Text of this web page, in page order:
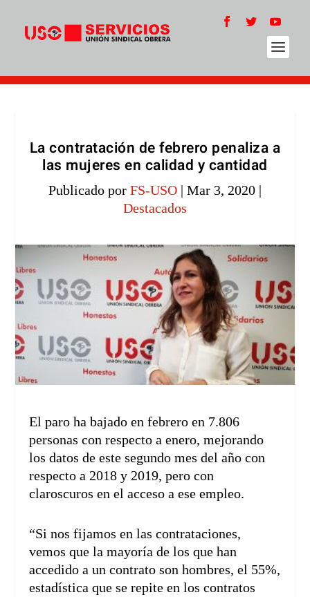
La contratación de febrero penaliza a
las mujeres en calidad y cantidad
Publicado por FS-USO | Mar 3, 2020 |
Destacados
El paro ha bajado en febrero en 7.806
personas con respecto a enero, mejorando
los datos de este segundo mes del año con
respecto a 2018 y 2019, pero con
claroscuros en el acceso a ese empleo.
“Si nos fijamos en las contrataciones,
vemos que la mayoría de los que han
accedido a un contrato son hombres, el 55%,
estadística que se repite en los contratos